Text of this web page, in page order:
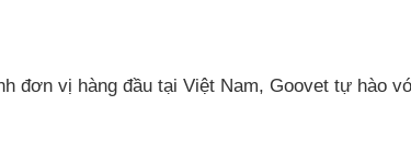
đơn vị hàng đầu tại Việt Nam, Goovet tự hào